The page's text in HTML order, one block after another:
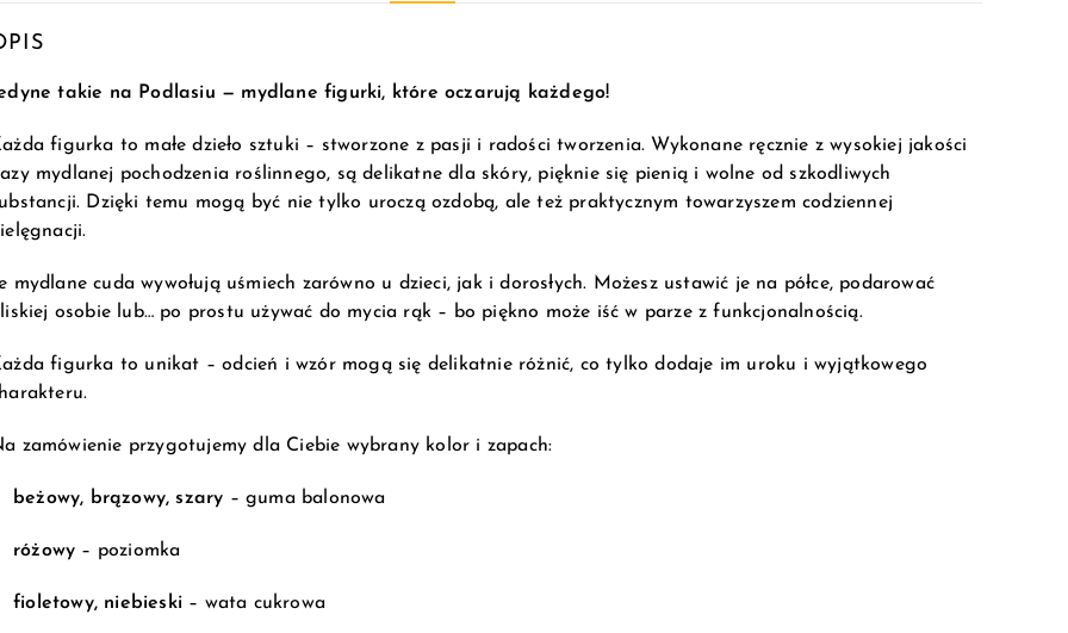
takie na Podlasiu — mydlane figurki, które oczarują każdego!
figurka to małe dzieło sztuki – stworzone z pasji i radości tworzenia. Wykonane ręcznie z wysokiej jakości
mydlanej pochodzenia roślinnego, są delikatne dla skóry, pięknie się pienią i wolne od szkodliwych
Dzięki temu mogą być nie tylko uroczą ozdobą, ale też praktycznym towarzyszem codziennej
mydlane cuda wywołują uśmiech zarówno u dzieci, jak i dorosłych. Możesz ustawić je na półce, podarować
osobie lub… po prostu używać do mycia rąk – bo piękno może iść w parze z funkcjonalnością.
figurka to unikat – odcień i wzór mogą się delikatnie różnić, co tylko dodaje im uroku i wyjątkowego
zamówienie przygotujemy dla Ciebie wybrany kolor i zapach:
beżowy, brązowy, szary – guma balonowa
różowy – poziomka
fioletowy, niebieski – wata cukrowa